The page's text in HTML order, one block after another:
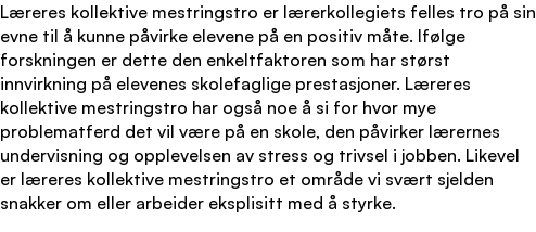
Læreres kollektive mestringstro er lærerkollegiets felles tro på sin
evne til å kunne påvirke elevene på en positiv måte. Ifølge
forskningen er dette den enkeltfaktoren som har størst
innvirkning på elevenes skolefaglige prestasjoner. Læreres
kollektive mestringstro har også noe å si for hvor mye
problematferd det vil være på en skole, den påvirker lærernes
undervisning og opplevelsen av stress og trivsel i jobben. Likevel
er læreres kollektive mestringstro et område vi svært sjelden
snakker om eller arbeider eksplisitt med å styrke.